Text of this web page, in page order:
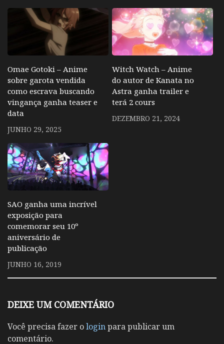
Omae Gotoki – Anime
sobre garota vendida
como escrava buscando
vingança ganha teaser e
data
JUNHO 29, 2025
Witch Watch – Anime
do autor de Kanata no
Astra ganha trailer e
terá 2 cours
DEZEMBRO 21, 2024
SAO ganha uma incrível
exposição para
comemorar seu 10º
aniversário de
publicação
JUNHO 16, 2019
DEIXE UM COMENTÁRIO
Você precisa fazer ologinpara publicar um
comentário.